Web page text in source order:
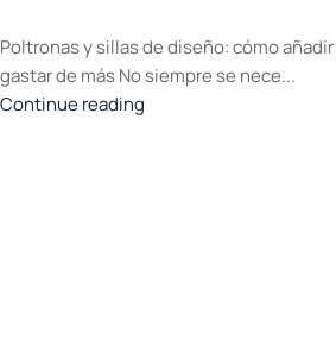
Poltronas y sillas de diseño: cómo
gastar de más No siempre se nece...
Continue reading